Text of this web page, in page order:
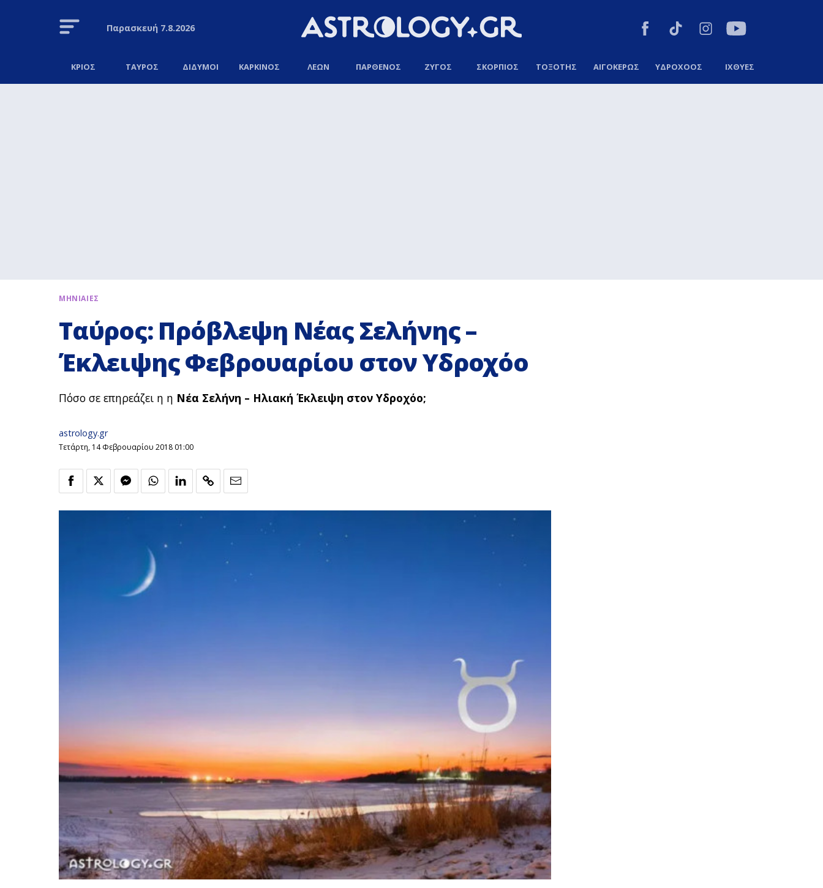
Παρασκευή7.8.2026
ΚΡΙΟΣ ΤΑΥΡΟΣ ΔΙΔΥΜΟΙ ΚΑΡΚΙΝΟΣ ΛΕΩΝ ΠΑΡΘΕΝΟΣ ΖΥΓΟΣ ΣΚΟΡΠΙΟΣ ΤΟΞΟΤΗΣ ΑΙΓΟΚΕΡΩΣ ΥΔΡΟΧΟΟΣ ΙΧΘΥΕΣ
ΜΗΝΙΑΙΕΣ
Ταύρος: Πρόβλεψη Νέας Σελήνης –
Έκλειψης Φεβρουαρίου στον Υδροχόο
Πόσο σε επηρεάζει η η Νέα Σελήνη – Ηλιακή Έκλειψη στον Υδροχόο;
astrology.gr
Τετάρτη, 14 Φεβρουαρίου 2018 01:00